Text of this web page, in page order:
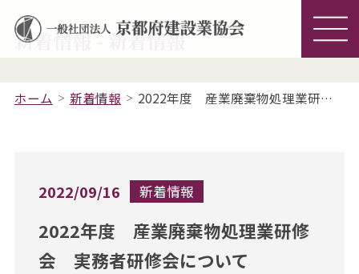
新着情報 - 新着情報
ホーム 新着情報 2022年度 産業廃棄物処理業研修会 実務者研修会について
2022/09/16 新着情報
2022年度 産業廃棄物処理業研修
会 実務者研修会について